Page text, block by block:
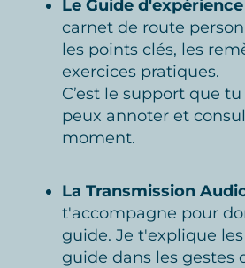
Le Guide d'expérience
carnet de route
les points clés, les
exercices pratiques.
C’est le support que
peux annoter et
moment.
La Transmission
t'accompagne pour
guide. Je t'explique
guide dans les gestes